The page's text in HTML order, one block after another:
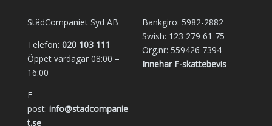
StädCompaniet Syd AB
Telefon: 020 103 111
Öppet vardagar 08:00 –
16:00
E-
post: info@stadcompanie
t.se
Bankgiro: 5982-2882
Swish: 123 279 61 75
Org.nr: 559426 7394
Innehar F-skattebevis